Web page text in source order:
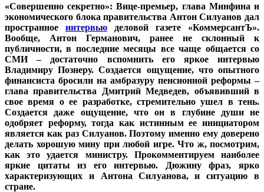
«Совершенно секретно»: Вице-премьер, глава Минфина и
экономического блока правительства Антон Силуанов дал
пространное интервью
деловой газете «КоммерсантЪ».
Вообще, Антон Германович, ранее не склонный к
публичности, в последние месяцы все чаще общается со
СМИ – достаточно вспомнить его яркое интервью
Владимиру Познеру. Создается ощущение, что опытного
финансиста бросили на амбразуру пенсионной реформы –
глава правительства Дмитрий Медведев, объявивший в
свое время о ее разработке, стремительно ушел в тень.
Создается даже ощущение, что он в глубине души не
одобряет реформу, тогда как истинным ее инициатором
является как раз Силуанов. Поэтому именно ему доверено
делать хорошую мину при любой игре. Что ж, посмотрим,
как это удается министру. Прокомментируем наиболее
яркие цитаты из его интервью. Дюжину фраз, ярко
характеризующих и Антона Силуанова, и ситуацию в
стране.